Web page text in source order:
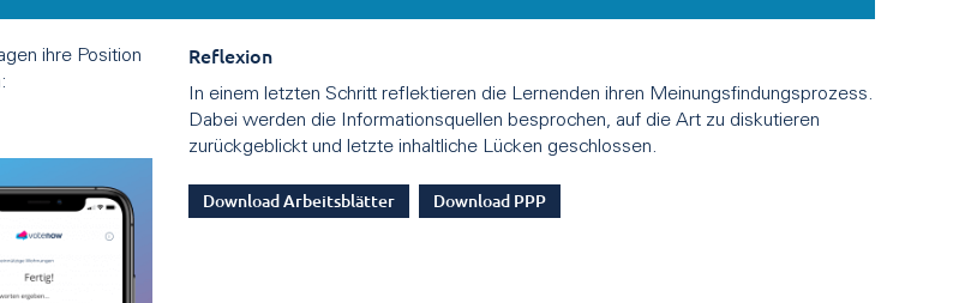
ihre Position
Reflexion
In einem letzten Schritt reflektieren die Lernenden ihren Meinungsfindungsprozess.
Dabei werden die Informationsquellen besprochen, auf die Art zu diskutieren
zurückgeblickt und letzte inhaltliche Lücken geschlossen.
Download Arbeitsblätter Download PPP